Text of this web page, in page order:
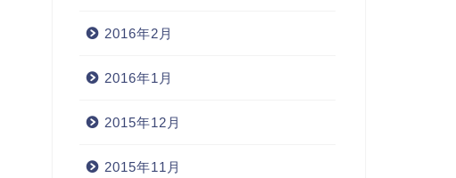
2016年2月
2016年1月
2015年12月
2015年11月